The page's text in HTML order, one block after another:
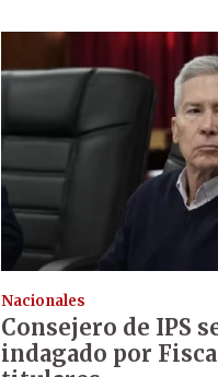
Nacionales
Consejero de IPS
indagado por